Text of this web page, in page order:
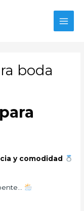
boda
y comodidad